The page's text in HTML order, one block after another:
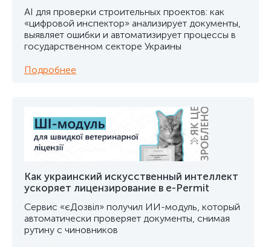
AI для проверки строительных проектов: как
«цифровой инспектор» анализирует документы,
выявляет ошибки и автоматизирует процессы в
государственном секторе Украины
Подробнее
Как украинский искусственный интеллект
ускоряет лицензирование в e-Permit
Сервис «єДозвіл» получил ИИ-модуль, который
автоматически проверяет документы, снимая
рутину с чиновников